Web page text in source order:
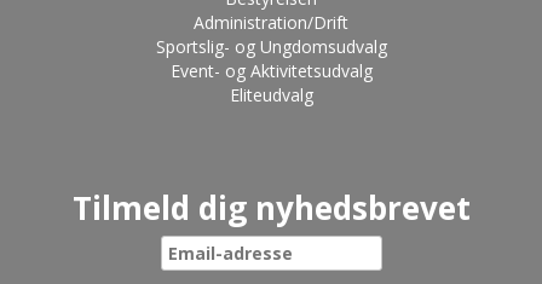
Administration/Drift
Sportslig- og Ungdomsudvalg
Event- og Aktivitetsudvalg
Eliteudvalg
Tilmeld dig nyhedsbrevet